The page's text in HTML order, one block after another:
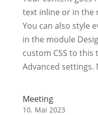
text inline or in the
You can also style
in the module
custom CSS to
Advanced settings.
Meeting
10. Mai 2023